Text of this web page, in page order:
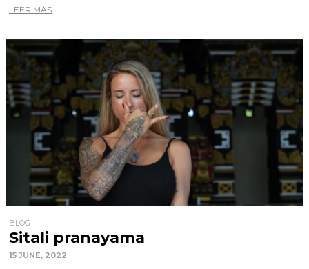
LEER MÁS
BLOG
Sitali pranayama
15 JUNE, 2022